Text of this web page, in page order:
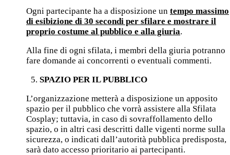
Ogni partecipante ha a disposizione un tempo massimo
di esibizione di 30 secondi per sfilare e mostrare il
proprio costume al pubblico e alla giuria.
Alla fine di ogni sfilata, i membri della giuria potranno
fare domande ai concorrenti o eventuali commenti.
SPAZIO PER IL PUBBLICO
L’organizzazione metterà a disposizione un apposito
spazio per il pubblico che vorrà assistere alla Sfilata
Cosplay; tuttavia, in caso di sovraffollamento dello
spazio, o in altri casi descritti dalle vigenti norme sulla
sicurezza, o indicati dall’autorità pubblica predisposta,
sarà dato accesso prioritario ai partecipanti.